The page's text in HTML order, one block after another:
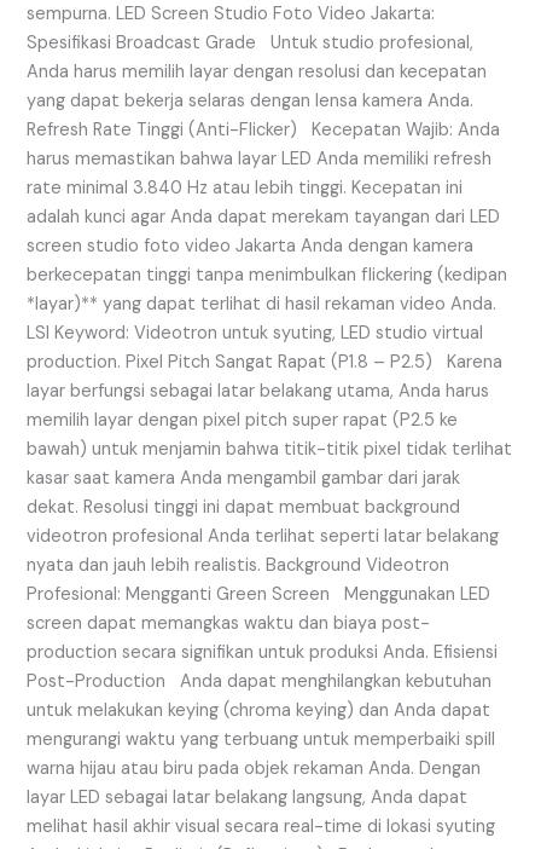
sempurna. LED Screen Studio Foto Video Jakarta:
Spesifikasi Broadcast Grade Untuk studio profesional,
Anda harus memilih layar dengan resolusi dan kecepatan
yang dapat bekerja selaras dengan lensa kamera Anda.
Refresh Rate Tinggi (Anti-Flicker) Kecepatan Wajib: Anda
harus memastikan bahwa layar LED Anda memiliki refresh
rate minimal 3.840 Hz atau lebih tinggi. Kecepatan ini
adalah kunci agar Anda dapat merekam tayangan dari LED
screen studio foto video Jakarta Anda dengan kamera
berkecepatan tinggi tanpa menimbulkan flickering (kedipan
*layar)** yang dapat terlihat di hasil rekaman video Anda.
LSI Keyword: Videotron untuk syuting, LED studio virtual
production. Pixel Pitch Sangat Rapat (P1.8 – P2.5) Karena
layar berfungsi sebagai latar belakang utama, Anda harus
memilih layar dengan pixel pitch super rapat (P2.5 ke
bawah) untuk menjamin bahwa titik-titik pixel tidak terlihat
kasar saat kamera Anda mengambil gambar dari jarak
dekat. Resolusi tinggi ini dapat membuat background
videotron profesional Anda terlihat seperti latar belakang
nyata dan jauh lebih realistis. Background Videotron
Profesional: Mengganti Green Screen Menggunakan LED
screen dapat memangkas waktu dan biaya post-
production secara signifikan untuk produksi Anda. Efisiensi
Post-Production Anda dapat menghilangkan kebutuhan
untuk melakukan keying (chroma keying) dan Anda dapat
mengurangi waktu yang terbuang untuk memperbaiki spill
warna hijau atau biru pada objek rekaman Anda. Dengan
layar LED sebagai latar belakang langsung, Anda dapat
melihat hasil akhir visual secara real-time di lokasi syuting